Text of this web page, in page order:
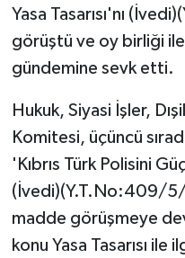
Yasa Tasarısı'nı
görüştü ve oy birliği
gündemine sevk etti.
Hukuk, Siyasi İşler,
Komitesi, üçüncü
'Kıbrıs Türk Polisini
(İvedi)(Y.T.No:409/5/
madde görüşmeye
konu Yasa Tasarısı ile